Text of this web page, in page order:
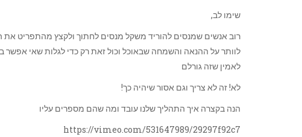
שימו לב,
רוב אנשים שמנסים להוריד משקל מנסים לחתוך ולקצץ מהתפריט
לוותר על ההנאה והשמחה שבאוכל וכול זאת רק כדי לגלות שאי
לאמין שזה גורלם
לא! זה לא צריך וגם אסור שיהיה כך!
הנה בקצרה איך התהליך שלנו עובד ומה שהם מספרים עליו
https://vimeo.com/531647989/29297f92c7